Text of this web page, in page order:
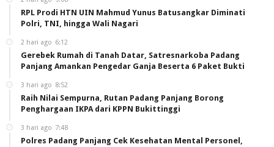
RPL Prodi HTN UIN Mahmud Yunus Batusangkar Diminati
Polri, TNI, hingga Wali Nagari
2 hari ago 6:12
Gerebek Rumah di Tanah Datar, Satresnarkoba Padang
Panjang Amankan Pengedar Ganja Beserta 6 Paket Bukti
3 hari ago 8:52
Raih Nilai Sempurna, Rutan Padang Panjang Borong
Penghargaan IKPA dari KPPN Bukittinggi
3 hari ago 7:48
Polres Padang Panjang Cek Kesehatan Mental Personel,